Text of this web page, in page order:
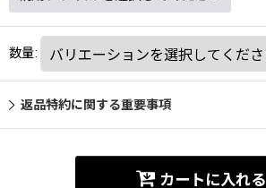
数量:
返品特約に関する重要事項
カートに入れる